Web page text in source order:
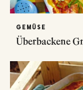
GEMÜSE
Überbackene